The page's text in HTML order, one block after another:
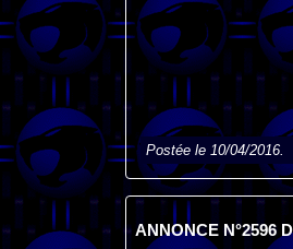
Postée le 10/04/2016.
ANNONCE N°2596